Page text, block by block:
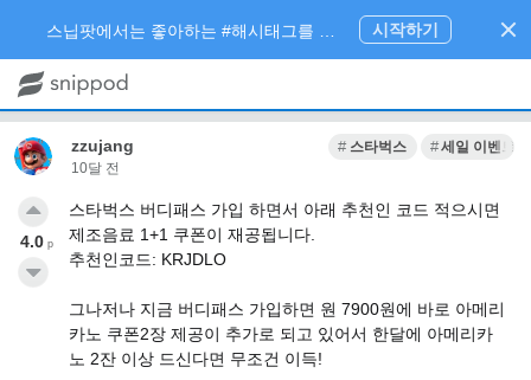
zzujang
10달 전
스타벅스 세일 이벤트
스타벅스 버디패스 가입 하면서 아래 추천인 코드 적으시면
제조음료 1+1 쿠폰이 재공됩니다.
추천인코드: KRJDLO
그나저나 지금 버디패스 가입하면 원 7900원에 바로 아메리
카노 쿠폰2장 제공이 추가로 되고 있어서 한달에 아메리카
노 2잔 이상 드신다면 무조건 이득!
4.0 p
스닙팟에서는 좋아하는 #해시태그를 팔로우 하고 내가 관심있는 주제만 모아볼 수 있어요. 시작하기